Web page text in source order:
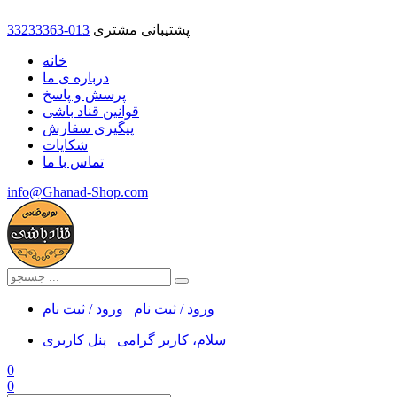
33233363-013 پشتیبانی مشتری
خانه
درباره ی ما
پرسش و پاسخ
قوانین قناد باشی
پیگیری سفارش
شکایات
تماس با ما
info@Ghanad-Shop.com
ورود / ثبت نام ورود / ثبت نام
سلام، کاربر گرامی
پنل کاربری
0
0